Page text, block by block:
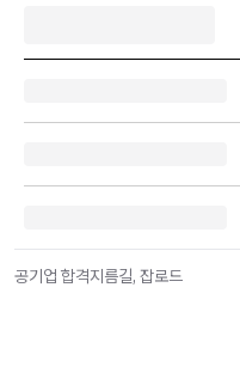
공기업 합격지름길, 잡로드